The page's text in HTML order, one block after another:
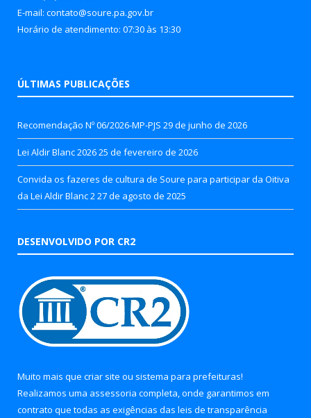
E-mail: contato@soure.pa.gov.br
Horário de atendimento: 07:30 às 13:30
ÚLTIMAS PUBLICAÇÕES
Recomendação Nº 06/2026-MP-PJS 29 de junho de 2026
Lei Aldir Blanc 202625 de fevereiro de 2026
Convida os fazeres de cultura de Soure para participar da Oitiva
da Lei Aldir Blanc 2 27 de agosto de 2025
DESENVOLVIDO POR CR2
Muito mais que criar site ou sistema para prefeituras!
Realizamos uma assessoria completa, onde garantimos em
contrato que todas as exigências das leis de transparência